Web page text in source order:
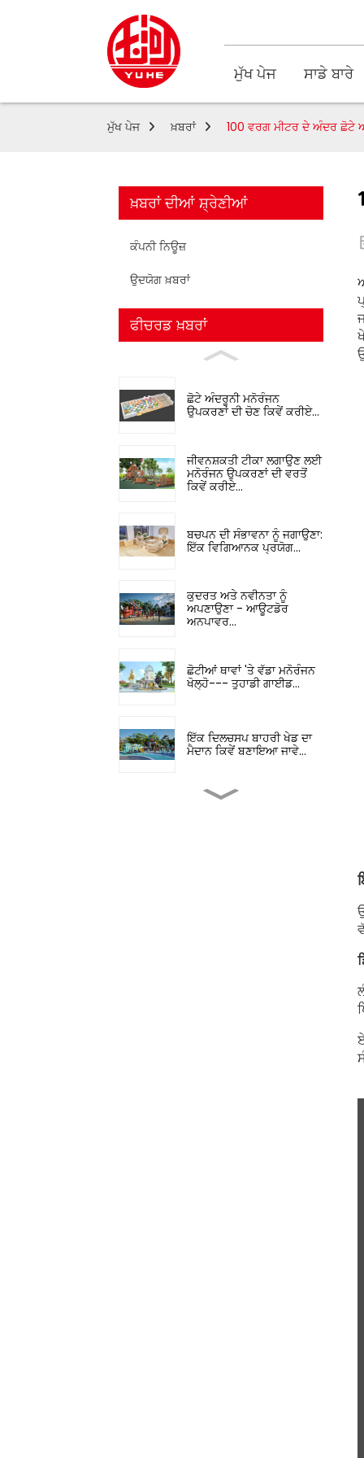
ਮੁੱਖ ਪੇਜ ਸਾਡੇ ਬਾਰੇ
ਮੁੱਖ ਪੇਜ ਖ਼ਬਰਾਂ 100 ਵਰਗ ਮੀਟਰ ਦੇ ਅੰਦਰ ਛੋਟੇ
ਖ਼ਬਰਾਂ ਦੀਆਂ ਸ਼੍ਰੇਣੀਆਂ
ਕੰਪਨੀ ਨਿਊਜ਼
ਉਦਯੋਗ ਖ਼ਬਰਾਂ
ਫੀਚਰਡ ਖ਼ਬਰਾਂ
ਛੋਟੇ ਅੰਦਰੂਨੀ ਮਨੋਰੰਜਨ
ਉਪਕਰਣਾਂ ਦੀ ਚੋਣ ਕਿਵੇਂ ਕਰੀਏ...
ਜੀਵਨਸ਼ਕਤੀ ਟੀਕਾ ਲਗਾਉਣ ਲਈ
ਮਨੋਰੰਜਨ ਉਪਕਰਣਾਂ ਦੀ ਵਰਤੋਂ
ਕਿਵੇਂ ਕਰੀਏ...
ਬਚਪਨ ਦੀ ਸੰਭਾਵਨਾ ਨੂੰ ਜਗਾਉਣਾ:
ਇੱਕ ਵਿਗਿਆਨਕ ਪ੍ਰਯੋਗ...
ਕੁਦਰਤ ਅਤੇ ਨਵੀਨਤਾ ਨੂੰ
ਅਪਣਾਉਣਾ - ਆਊਟਡੋਰ
ਅਨਪਾਵਰ...
ਛੋਟੀਆਂ ਥਾਵਾਂ 'ਤੇ ਵੱਡਾ ਮਨੋਰੰਜਨ
ਖੋਲ੍ਹੋ--- ਤੁਹਾਡੀ ਗਾਈਡ...
ਇੱਕ ਦਿਲਚਸਪ ਬਾਹਰੀ ਖੇਡ ਦਾ
ਮੈਦਾਨ ਕਿਵੇਂ ਬਣਾਇਆ ਜਾਵੇ...